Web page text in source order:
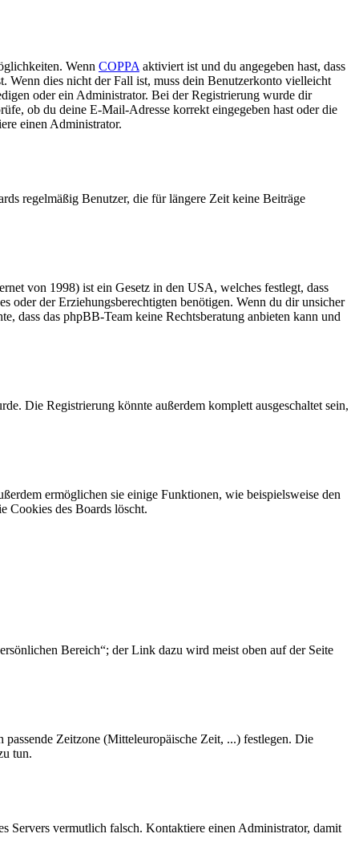
Wenn COPPA aktiviert ist und du angegeben hast, dass
Wenn dies nicht der Fall ist, muss dein Benutzerkonto vielleicht
oder ein Administrator. Bei der Registrierung wurde dir
ob du deine E-Mail-Adresse korrekt eingegeben hast oder die
einen Administrator.
regelmäßig Benutzer, die für längere Zeit keine Beiträge
von 1998) ist ein Gesetz in den USA, welches festlegt, dass
oder der Erziehungsberechtigten benötigen. Wenn du dir unsicher
dass das phpBB-Team keine Rechtsberatung anbieten kann und
Die Registrierung könnte außerdem komplett ausgeschaltet sein,
ermöglichen sie einige Funktionen, wie beispielsweise den
Cookies des Boards löscht.
Bereich“; der Link dazu wird meist oben auf der Seite
Zeitzone (Mitteleuropäische Zeit, ...) festlegen. Die
tun.
Servers vermutlich falsch. Kontaktiere einen Administrator, damit